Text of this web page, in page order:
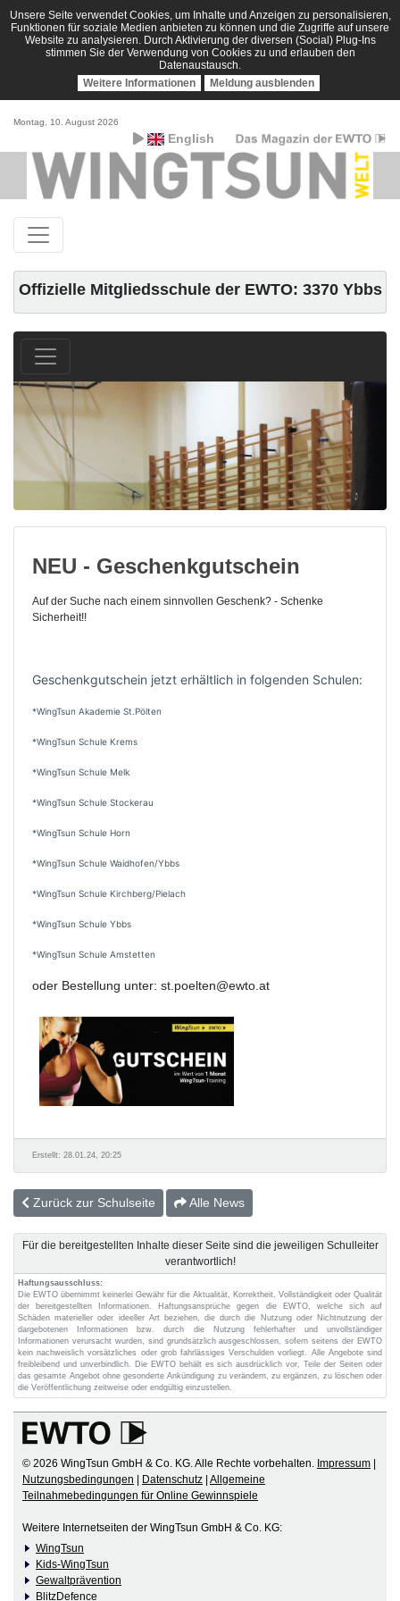
Unsere Seite verwendet Cookies, um Inhalte und Anzeigen zu personalisieren,
Funktionen für soziale Medien anbieten zu können und die Zugriffe auf unsere
Website zu analysieren. Durch Aktivierung der diversen (Social) Plug-Ins
stimmen Sie der Verwendung von Cookies zu und erlauben den
Datenaustausch.
Weitere Informationen
Meldung ausblenden
Montag, 10. August 2026
English
Offizielle Mitgliedsschule der EWTO: 3370 Ybbs
NEU - Geschenkgutschein
Auf der Suche nach einem sinnvollen Geschenk? - Schenke
Sicherheit!!
Geschenkgutschein jetzt erhältlich in folgenden Schulen:
*WingTsun Akademie St.Pölten
*WingTsun Schule Krems
*WingTsun Schule Melk
*WingTsun Schule Stockerau
*WingTsun Schule Horn
*WingTsun Schule Waidhofen/Ybbs
*WingTsun Schule Kirchberg/Pielach
*WingTsun Schule Ybbs
*WingTsun Schule Amstetten
oder Bestellung unter: st.poelten@ewto.at
Erstellt: 28.01.24, 20:25
Zurück zur Schulseite Alle News
Für die bereitgestellten Inhalte dieser Seite sind die jeweiligen Schulleiter
verantwortlich!
Haftungsausschluss:
Die EWTO übernimmt keinerlei Gewähr für die Aktualität, Korrektheit, Vollständigkeit oder Qualität
der bereitgestellten Informationen. Haftungsansprüche gegen die EWTO, welche sich auf
Schäden materieller oder ideeller Art beziehen, die durch die Nutzung oder Nichtnutzung der
dargebotenen Informationen bzw. durch die Nutzung fehlerhafter und unvollständiger
Informationen verursacht wurden, sind grundsätzlich ausgeschlossen, sofern seitens der EWTO
kein nachweislich vorsätzliches oder grob fahrlässiges Verschulden vorliegt. Alle Angebote sind
freibleibend und unverbindlich. Die EWTO behält es sich ausdrücklich vor, Teile der Seiten oder
das gesamte Angebot ohne gesonderte Ankündigung zu verändern, zu ergänzen, zu löschen oder
die Veröffentlichung zeitweise oder endgültig einzustellen.
© 2026 WingTsun GmbH & Co. KG. Alle Rechte vorbehalten. Impressum
Nutzungsbedingungen
Datenschutz Allgemeine
Teilnahmebedingungen für Online Gewinnspiele
Weitere Internetseiten der WingTsun GmbH & Co. KG:
WingTsun
Kids-WingTsun
Gewaltprävention
BlitzDefence